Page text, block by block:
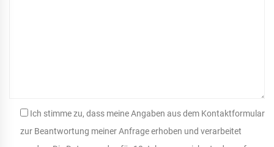
Ich stimme zu, dass meine Angaben aus dem Kontaktformular
zur Beantwortung meiner Anfrage erhoben und verarbeitet